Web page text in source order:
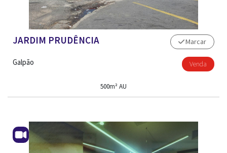
JARDIM PRUDÊNCIA
Galpão
Marcar
Venda
500m² AU